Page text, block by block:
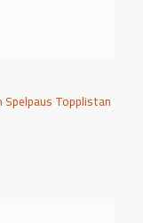
Spelpaus Topplistan